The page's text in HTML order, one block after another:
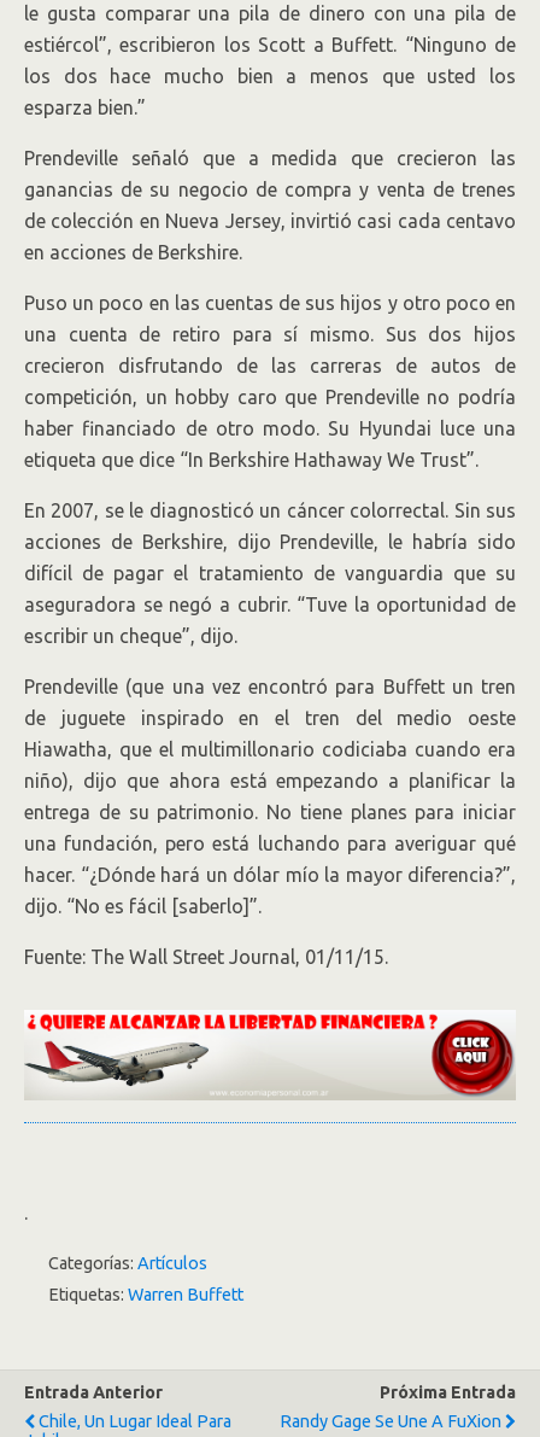
le gusta comparar una pila de dinero con una pila de
estiércol”, escribieron los Scott a Buffett. “Ninguno de
los dos hace mucho bien a menos que usted los
esparza bien.”
Prendeville señaló que a medida que crecieron las
ganancias de su negocio de compra y venta de trenes
de colección en Nueva Jersey, invirtió casi cada centavo
en acciones de Berkshire.
Puso un poco en las cuentas de sus hijos y otro poco en
una cuenta de retiro para sí mismo. Sus dos hijos
crecieron disfrutando de las carreras de autos de
competición, un hobby caro que Prendeville no podría
haber financiado de otro modo. Su Hyundai luce una
etiqueta que dice “In Berkshire Hathaway We Trust”.
En 2007, se le diagnosticó un cáncer colorrectal. Sin sus
acciones de Berkshire, dijo Prendeville, le habría sido
difícil de pagar el tratamiento de vanguardia que su
aseguradora se negó a cubrir. “Tuve la oportunidad de
escribir un cheque”, dijo.
Prendeville (que una vez encontró para Buffett un tren
de juguete inspirado en el tren del medio oeste
Hiawatha, que el multimillonario codiciaba cuando era
niño), dijo que ahora está empezando a planificar la
entrega de su patrimonio. No tiene planes para iniciar
una fundación, pero está luchando para averiguar qué
hacer. “¿Dónde hará un dólar mío la mayor diferencia?”,
dijo. “No es fácil [saberlo]”.
Fuente: The Wall Street Journal, 01/11/15.
.
Categorías: Artículos
Etiquetas: Warren Buffett
Entrada Anterior
Chile, Un Lugar Ideal Para
Próxima Entrada
Randy Gage Se Une A FuXion